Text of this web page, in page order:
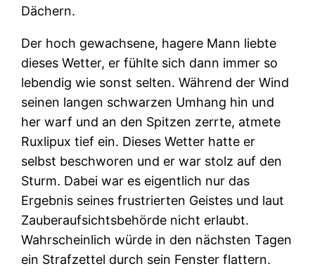
Dächern.
Der hoch gewachsene, hagere Mann liebte
dieses Wetter, er fühlte sich dann immer so
lebendig wie sonst selten. Während der Wind
seinen langen schwarzen Umhang hin und
her warf und an den Spitzen zerrte, atmete
Ruxlipux tief ein. Dieses Wetter hatte er
selbst beschworen und er war stolz auf den
Sturm. Dabei war es eigentlich nur das
Ergebnis seines frustrierten Geistes und laut
Zauberaufsichtsbehörde nicht erlaubt.
Wahrscheinlich würde in den nächsten Tagen
ein Strafzettel durch sein Fenster flattern.